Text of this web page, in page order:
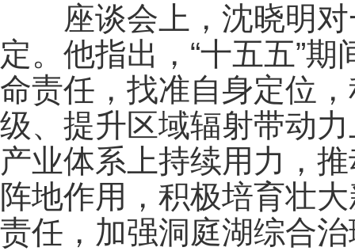
座谈会上，沈晓明对
定。他指出，“十五五”
命责任，找准自身定位
级、提升区域辐射带动
产业体系上持续用力，
阵地作用，积极培育壮
责任，加强洞庭湖综合